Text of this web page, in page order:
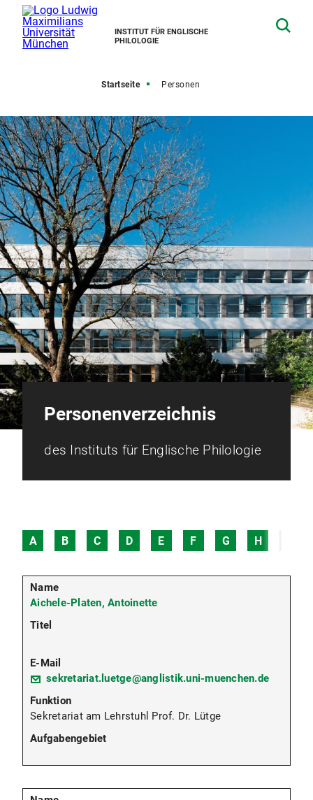
INSTITUT FÜR ENGLISCHE
PHILOLOGIE
Startseite Personen
Personenverzeichnis
des Instituts für Englische Philologie
A B C D E F G H
Aichele-Platen, Antoinette
sekretariat.luetge@anglistik.uni-muenchen.de
Sekretariat am Lehrstuhl Prof. Dr. Lütge